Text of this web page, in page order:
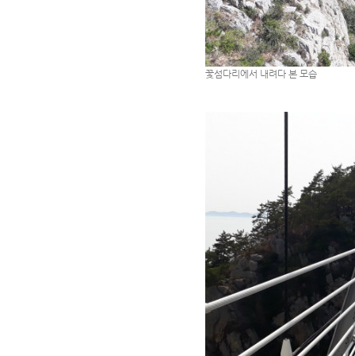
꽃섬다리에서 내려다 본 모습